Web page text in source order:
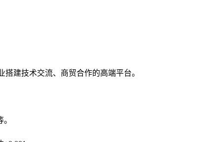
建技术交流、商贸合作的高端平台。